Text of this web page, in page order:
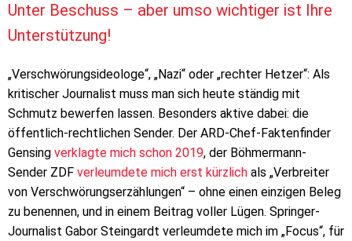
Unter Beschuss – aber umso wichtiger ist Ihre
Unterstützung!
„Verschwörungsideologe“, „Nazi“ oder „rechter Hetzer“: Als
kritischer Journalist muss man sich heute ständig mit
Schmutz bewerfen lassen. Besonders aktive dabei: die
öffentlich-rechtlichen Sender. Der ARD-Chef-Faktenfinder
Gensing verklagte mich schon 2019, der Böhmermann-
Sender ZDF verleumdete mich erst kürzlich als „Verbreiter
von Verschwörungserzählungen“ – ohne einen einzigen Beleg
zu benennen, und in einem Beitrag voller Lügen. Springer-
Journalist Gabor Steingardt verleumdete mich im „Focus“, für